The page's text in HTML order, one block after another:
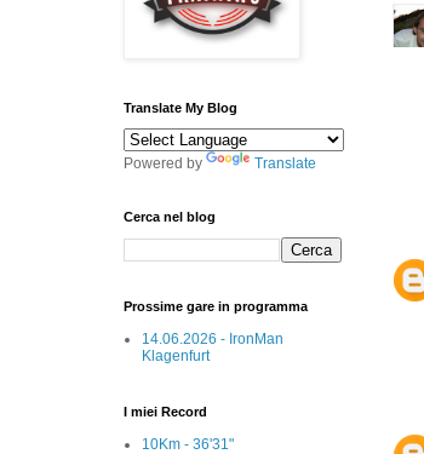
Translate My Blog
Powered by Translate
Cerca nel blog
Prossime gare in programma
14.06.2026 - IronMan
Klagenfurt
I miei Record
10Km - 36'31"